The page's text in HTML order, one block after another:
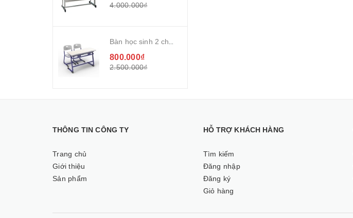
4.000.000₫
800.000₫
2.500.000₫
THÔNG TIN CÔNG TY
Trang chủ
Giới thiệu
Sản phẩm
HỖ TRỢ KHÁCH HÀNG
Tìm kiếm
Đăng nhập
Đăng ký
Giỏ hàng